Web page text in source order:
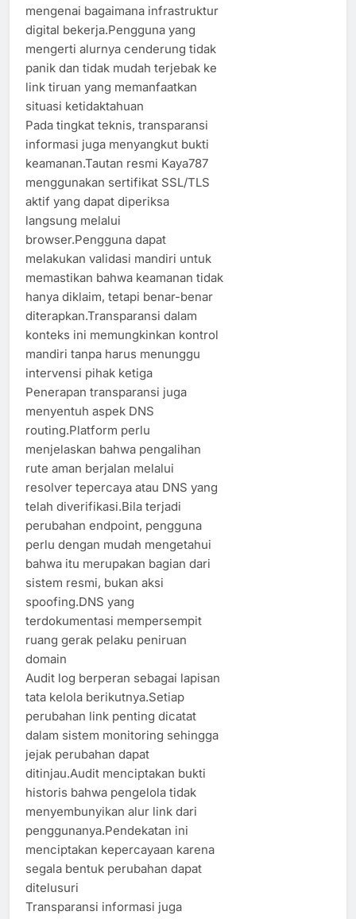
mengenai bagaimana infrastruktur
digital bekerja.Pengguna yang
mengerti alurnya cenderung tidak
panik dan tidak mudah terjebak ke
link tiruan yang memanfaatkan
situasi ketidaktahuan
Pada tingkat teknis, transparansi
informasi juga menyangkut bukti
keamanan.Tautan resmi Kaya787
menggunakan sertifikat SSL/TLS
aktif yang dapat diperiksa
langsung melalui
browser.Pengguna dapat
melakukan validasi mandiri untuk
memastikan bahwa keamanan tidak
hanya diklaim, tetapi benar-benar
diterapkan.Transparansi dalam
konteks ini memungkinkan kontrol
mandiri tanpa harus menunggu
intervensi pihak ketiga
Penerapan transparansi juga
menyentuh aspek DNS
routing.Platform perlu
menjelaskan bahwa pengalihan
rute aman berjalan melalui
resolver tepercaya atau DNS yang
telah diverifikasi.Bila terjadi
perubahan endpoint, pengguna
perlu dengan mudah mengetahui
bahwa itu merupakan bagian dari
sistem resmi, bukan aksi
spoofing.DNS yang
terdokumentasi mempersempit
ruang gerak pelaku peniruan
domain
Audit log berperan sebagai lapisan
tata kelola berikutnya.Setiap
perubahan link penting dicatat
dalam sistem monitoring sehingga
jejak perubahan dapat
ditinjau.Audit menciptakan bukti
historis bahwa pengelola tidak
menyembunyikan alur link dari
penggunanya.Pendekatan ini
menciptakan kepercayaan karena
segala bentuk perubahan dapat
ditelusuri
Transparansi informasi juga